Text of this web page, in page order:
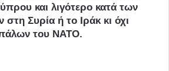
και λιγότερο κατά των
Συρία ή το Ιράκ κι όχι
του ΝΑΤΟ.